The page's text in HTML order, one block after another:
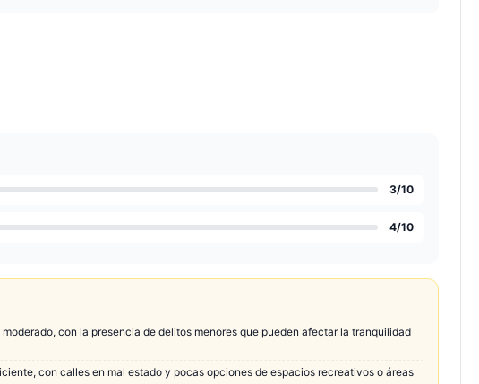
3/10
4/10
con la presencia de delitos menores que pueden afectar la tranquilidad
con calles en mal estado y pocas opciones de espacios recreativos o áreas